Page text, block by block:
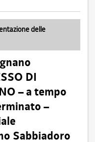
delle
DI
– a tempo
–
Sabbiadoro